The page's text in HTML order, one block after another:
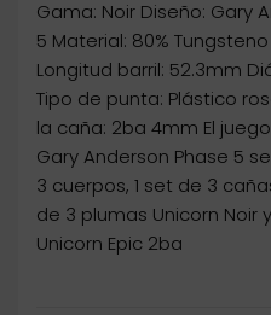
Gama: Noir Diseño: Gary
5 Material: 80%
Longitud barril: 52.3mm
Tipo de punta: Plástico
la caña: 2ba 4mm El
Gary Anderson Phase 5
3 cuerpos, 1 set de 3
de 3 plumas Unicorn Noir
Unicorn Epic 2ba